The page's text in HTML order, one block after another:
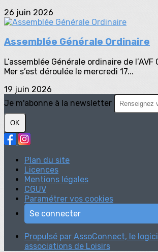
26 juin 2026
Assemblée Générale Ordinaire
L’assemblée Générale ordinaire de
Mer s’est déroulée le mercredi 17...
19 juin 2026
Je m'abonne à la newsletter
OK
Plan du site
Licences
Mentions légales
CGUV
Paramétrer vos cookies
Se connecter
Propulsé par AssoConnect, le
associations de Loisirs